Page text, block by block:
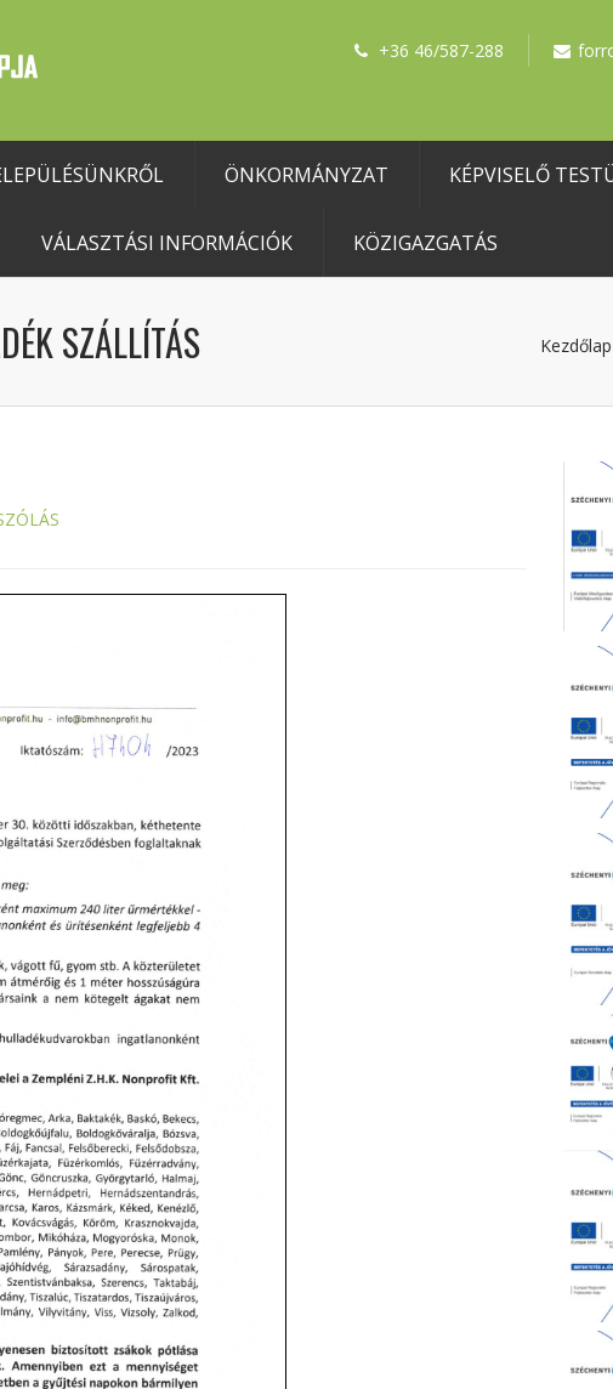
+36 46/587-288
ÖNKORMÁNYZAT KÉPVISELŐ
VÁLASZTÁSI INFORMÁCIÓK KÖZIGAZGATÁS
SZÁLLÍTÁS Kezdőlap